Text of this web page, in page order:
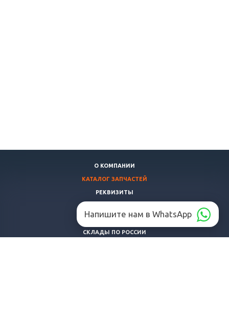
О КОМПАНИИ
КАТАЛОГ ЗАПЧАСТЕЙ
РЕКВИЗИТЫ
НАШ СКЛАД
СКЛАДЫ ПО РОССИИ
Напишите нам в WhatsApp